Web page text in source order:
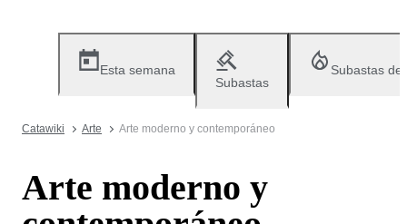
Esta semana
Subastas
Subastas
Catawiki Arte Arte moderno y contemporáneo
Arte moderno y